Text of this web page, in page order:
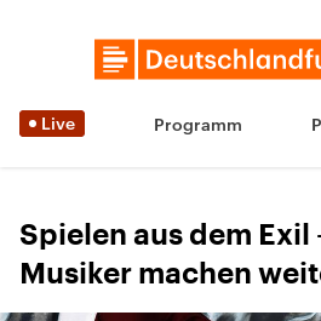
Live Programm
Spielen aus dem Exil
Musiker machen